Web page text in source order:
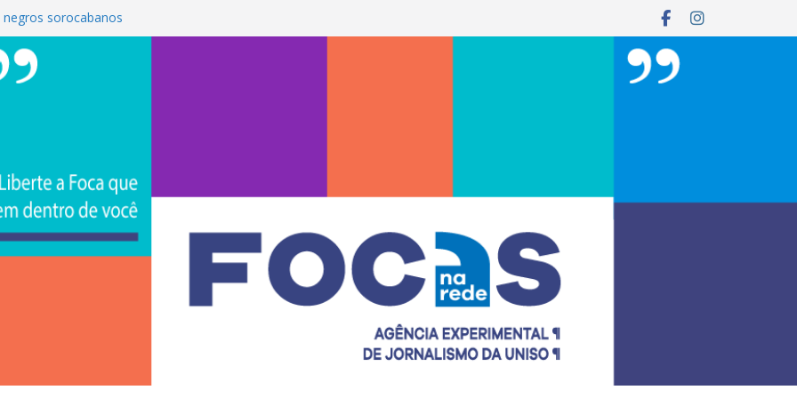
sorocabanos
a terceira artista do #ConviteMPB do
Brasil 2026 promove integração, ciência e
Uniso